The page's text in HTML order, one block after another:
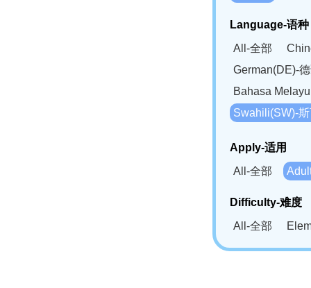
Language-语种
All-全部
German(DE)-
Bahasa
Swahili(SW)-
Apply-适用
All-全部
Difficulty-难度
All-全部